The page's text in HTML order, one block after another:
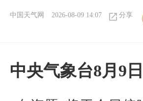
中国天气网 2026-08-09 14:07 分享
中央气象台8月9